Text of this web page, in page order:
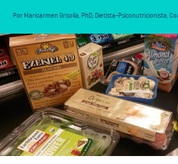
Por Maricarmen Grisolía, PhD, Dietista-Psiconutricionista,